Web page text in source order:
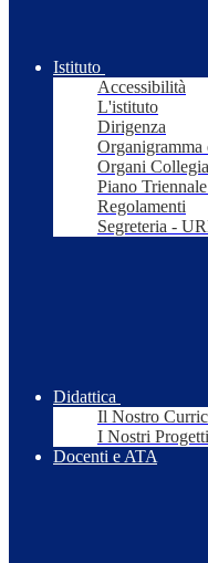
Istituto
Accessibilità
L'istituto
Dirigenza
Organigramma
Organi
Piano
Regolamenti
Segreteria -
Didattica
Il Nostro
I Nostri Progetti
Docenti e ATA